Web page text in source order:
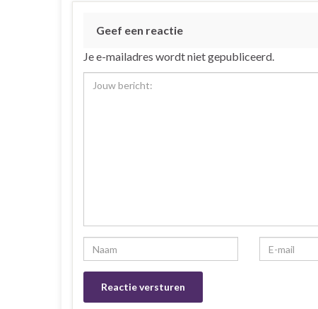
Geef een reactie
Je e-mailadres wordt niet gepubliceerd.